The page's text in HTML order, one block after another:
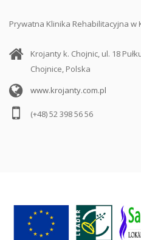
Prywatna Klinika Rehabilitacyjna w
Krojanty k. Chojnic, ul. 18
Chojnice, Polska
www.krojanty.com.pl
(+48) 52 398 56 56